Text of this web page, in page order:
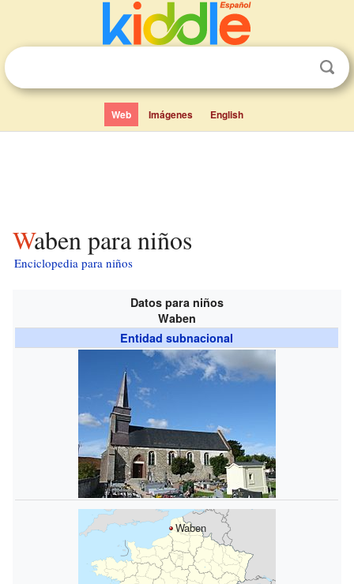
Web Imágenes English
Waben para niños
Enciclopedia para niños
Datos para niños
Waben
Entidad subnacional
Waben